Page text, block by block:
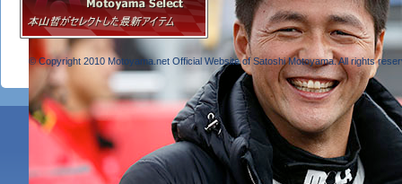
© Copyright 2010 Motoyama.net Official Website of Satoshi Motoyama. All rights